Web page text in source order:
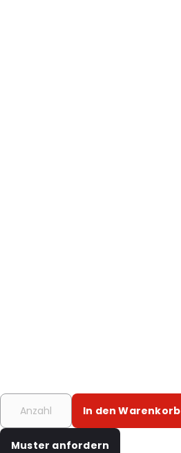
In den Warenkorb
Muster anfordern